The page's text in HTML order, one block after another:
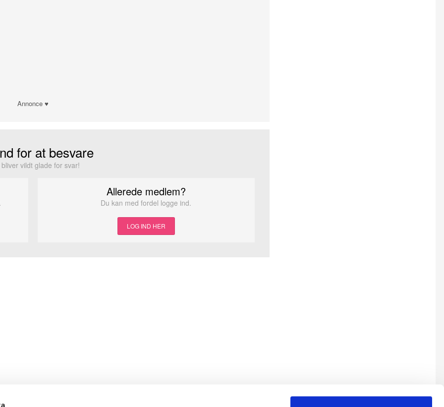
Annonce ♥
for at besvare
vildt glade for svar!
Allerede medlem?
Du kan med fordel logge ind.
LOG IND HER